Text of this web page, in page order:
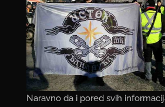
Naravno da i pored svih